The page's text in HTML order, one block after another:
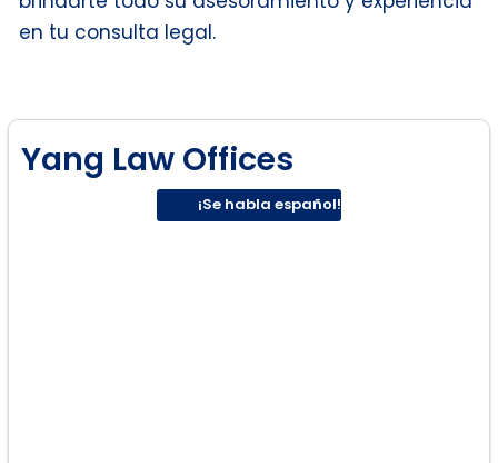
en tu consulta legal.
Yang Law Offices
¡Se habla español!